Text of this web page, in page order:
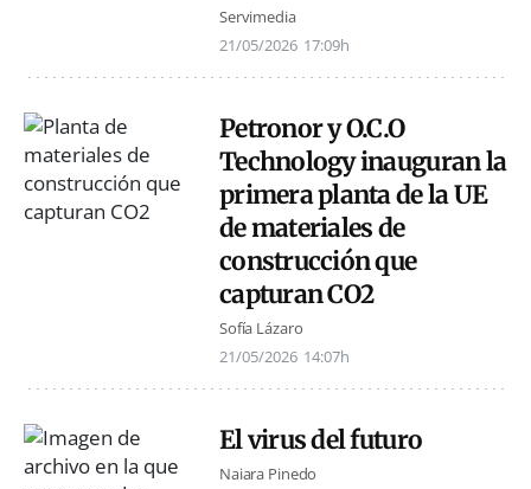
Servimedia
21/05/2026 17:09h
Petronor y O.C.O
Technology inauguran la
primera planta de la UE
de materiales de
construcción que
capturan CO2
Sofía Lázaro
21/05/2026 14:07h
El virus del futuro
Naiara Pinedo